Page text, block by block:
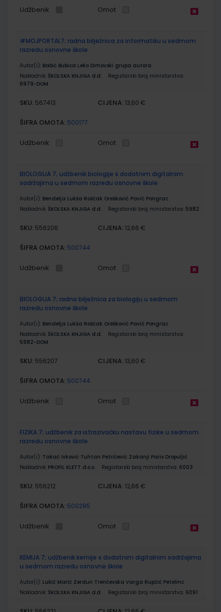
Udžbenik Omot
#MOJPORTAL7; radna bilježnica za informatiku u sedmom
razredu osnovne škole
Autor(i): Babić Bubica Leko Dimovski grupa autora
Nakladnik: ŠKOLSKA KNJIGA d.d.
Registarski broj ministarstva:
6979-DOM
SKU: 567413 CIJENA: 13,60 €
ŠIFRA OMOTA: 500177
Udžbenik Omot
BIOLOGIJA 7; udžbenik biologije s dodatnim digitalnim
sadržajima u sedmom razredu osnovne škole
Autor(i): Bendelja Lukša Roščak Orešković Pavić Pongrac
Nakladnik: ŠKOLSKA KNJIGA d.d. Registarski broj ministarstva: 5982
SKU: 556206 CIJENA: 12,66 €
ŠIFRA OMOTA: 500744
Udžbenik Omot
BIOLOGIJA 7; radna bilježnica za biologiju u sedmom
razredu osnovne škole
Autor(i): Bendelja Lukša Roščak Orešković Pavić Pongrac
Nakladnik: ŠKOLSKA KNJIGA d.d.
Registarski broj ministarstva:
5982-DOM
SKU: 556207 CIJENA: 13,60 €
ŠIFRA OMOTA: 500744
Udžbenik Omot
FIZIKA 7; udžbenik za istrazivačku nastavu fizike u sedmom
razredu osnovne škole
Autor(i): Takač Ivković Tuhtan Petričević Zakanji Paris Dropuljić
Nakladnik: PROFIL KLETT d.o.o. Registarski broj ministarstva: 6003
SKU: 556212 CIJENA: 12,66 €
ŠIFRA OMOTA: 500285
Udžbenik Omot
KEMIJA 7; udžbenik kemije s dodatnim digitalnim sadržajima
u sedmom razredu osnovne škole
Autor(i): Lukić Marić Zerdun Trenčevska Varga Rupčić Petelinc
Nakladnik: ŠKOLSKA KNJIGA d.d. Registarski broj ministarstva: 6091